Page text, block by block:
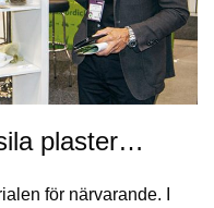
plaster…
för närvarande. I